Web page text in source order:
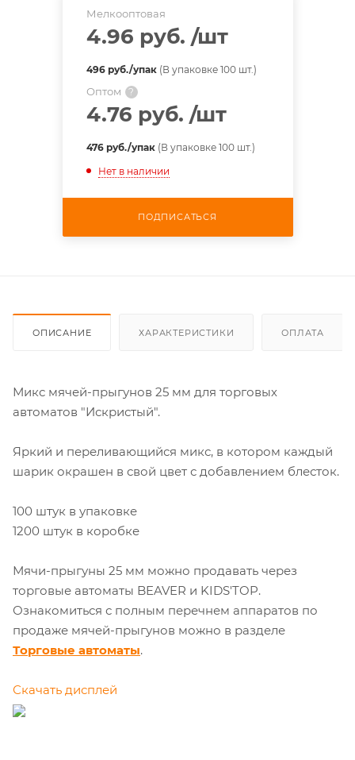
Мелкооптовая
4.96 руб. /шт
496 руб./упак(В упаковке 100 шт.)
Оптом ?
4.76 руб. /шт
476 руб./упак(В упаковке 100 шт.)
Нет в наличии
ПОДПИСАТЬСЯ
ОПИСАНИЕ ХАРАКТЕРИСТИКИ ОПЛАТА
Микс мячей-прыгунов 25 мм для торговых
автоматов "Искристый".
Яркий и переливающийся микс, в котором каждый
шарик окрашен в свой цвет с добавлением блесток.
100 штук в упаковке
1200 штук в коробке
Мячи-прыгуны 25 мм можно продавать через
торговые автоматы BEAVER и KIDS'TOP.
Ознакомиться с полным перечнем аппаратов по
продаже мячей-прыгунов можно в разделе
Торговые автоматы.
Скачать дисплей